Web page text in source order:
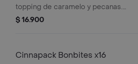
topping de caramelo y pecanas.
Recuerda calentar en microondas 10
$ 16.900
Cinnapack Bonbites x16